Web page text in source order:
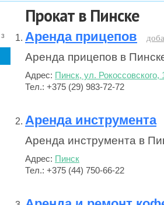
Прокат в Пинске
3 Аренда прицепов
Аренда прицепов в
Адрес: Пинск, ул. Рокоссовского,
Тел.: +375 (29) 983-72-72
Аренда инструмента
Аренда инструмента в
Адрес: Пинск
Тел.: +375 (44) 750-66-22